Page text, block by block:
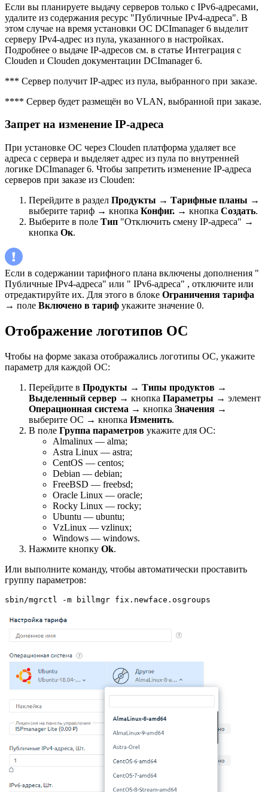
Если вы планируете выдачу серверов только с IPv6-адресами,
удалите из содержания ресурс "Публичные IPv4-адреса". В
этом случае на время установки ОС DCImanager 6 выделит
серверу IPv4-адрес из пула, указанного в настройках.
Подробнее о выдаче IP-адресов см. в статье Интеграция с
Clouden и Clouden документации DCImanager 6.
*** Сервер получит IP-адрес из пула, выбранного при заказе.
**** Сервер будет размещён во VLAN, выбранной при заказе.
Запрет на изменение IP-адреса
При установке ОС через Clouden платформа удаляет все
адреса с сервера и выделяет адрес из пула по внутренней
логике DCImanager 6. Чтобы запретить изменение IP-адреса
серверов при заказе из Clouden:
Перейдите в раздел Продукты → Тарифные планы →
выберите тариф → кнопка Конфиг. → кнопка Создать.
Выберите в поле Тип "Отключить смену IP-адреса" →
кнопка Ок.
Если в содержании тарифного плана включены дополнения "
Публичные IPv4-адреса" или " IPv6-адреса" , отключите или
отредактируйте их. Для этого в блоке Ограничения тарифа
→ поле Включено в тариф укажите значение 0.
Отображение логотипов ОС
Чтобы на форме заказа отображались логотипы ОС, укажите
параметр для каждой ОС:
Перейдите в Продукты → Типы продуктов →
Выделенный сервер → кнопка Параметры → элемент
Операционная система → кнопка Значения →
выберите ОС → кнопка Изменить.
В поле Группа параметров укажите для ОС:
Almalinux — alma;
Astra Linux — astra;
CentOS — centos;
Debian — debian;
FreeBSD — freebsd;
Oracle Linux — oracle;
Rocky Linux — rocky;
Ubuntu — ubuntu;
VzLinux — vzlinux;
Windows — windows.
Нажмите кнопку Ok.
Или выполните команду, чтобы автоматически проставить
группу параметров:
sbin/mgrctl -m billmgr fix.newface.osgroups